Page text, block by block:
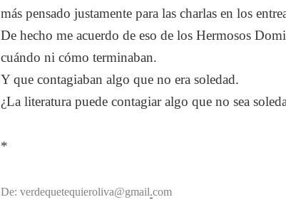
más pensado justamente para las charlas en los
De hecho me acuerdo de eso de los Hermosos
cuándo ni cómo terminaban.
Y que contagiaban algo que no era soledad.
¿La literatura puede contagiar algo que no sea
*
De: verdequetequieroliva@gmail.com